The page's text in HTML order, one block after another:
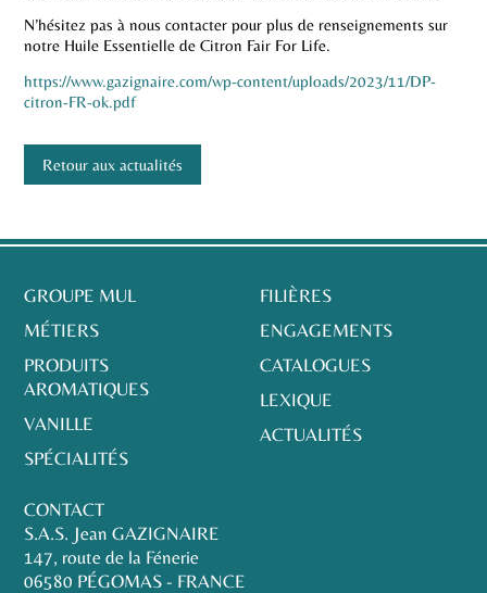
N’hésitez pas à nous contacter pour plus de renseignements sur
notre Huile Essentielle de Citron Fair For Life.
https://www.gazignaire.com/wp-content/uploads/2023/11/DP-
citron-FR-ok.pdf
Retour aux actualités
GROUPE MUL
MÉTIERS
PRODUITS
AROMATIQUES
VANILLE
SPÉCIALITÉS
FILIÈRES
ENGAGEMENTS
CATALOGUES
LEXIQUE
ACTUALITÉS
CONTACT
S.A.S. Jean GAZIGNAIRE
147, route de la Fénerie
06580 PÉGOMAS - FRANCE